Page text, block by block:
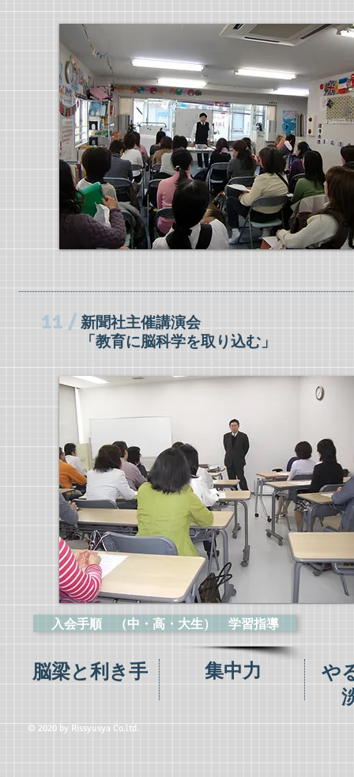
新聞社主催講演会
「教育に脳科学を取り込む」
11 /
入会手順 （中・高・大生） 学習指導
脳梁と利き手 集中力
や
© 2020 by Rissyusya Co.ltd.